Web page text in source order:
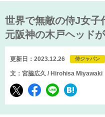
世界で無敵の侍J女
元阪神の木戸ヘッド
更新日：2023.12.26 侍ジャパン
文：宮脇広久 / Hirohisa Miyawaki